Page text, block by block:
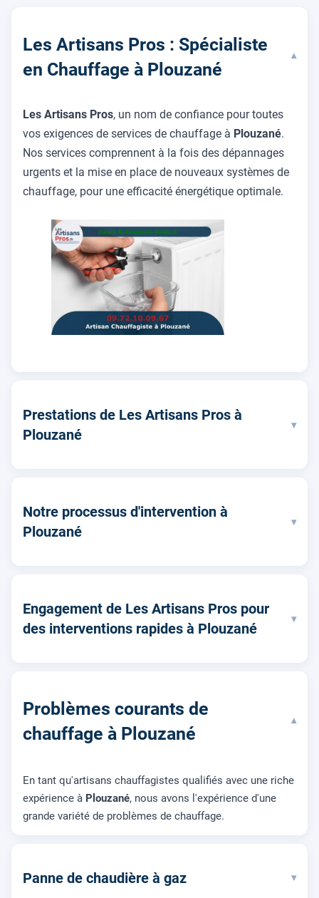
Les Artisans Pros : Spécialiste
en Chauffage à Plouzané
▾
Les Artisans Pros, un nom de confiance pour toutes
vos exigences de services de chauffage à Plouzané.
Nos services comprennent à la fois des dépannages
urgents et la mise en place de nouveaux systèmes de
chauffage, pour une efficacité énergétique optimale.
Prestations de Les Artisans Pros à
Plouzané
▾
Notre processus d'intervention à
Plouzané
▾
Engagement de Les Artisans Pros pour
des interventions rapides à Plouzané
▾
Problèmes courants de
chauffage à Plouzané
▾
En tant qu'artisans chauffagistes qualifiés avec une riche
expérience à Plouzané, nous avons l'expérience d'une
grande variété de problèmes de chauffage.
Panne de chaudière à gaz ▾